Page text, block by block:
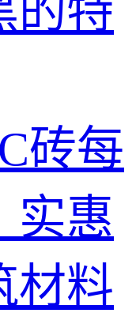
的特
砖每
实惠
材料